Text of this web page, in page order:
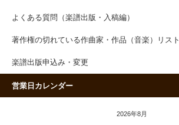
よくある質問（楽譜出版・入稿編）
著作権の切れている作曲家・作品（音楽）リスト
楽譜出版申込み・変更
営業日カレンダー
2026年8月